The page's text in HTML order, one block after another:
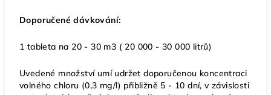
Doporučené dávkování:
1 tableta na 20 - 30 m3 ( 20 000 - 30 000 litrů)
Uvedené množství umí udržet doporučenou koncentraci
volného chloru (0,3 mg/l) přibližně 5 - 10 dní, v závislosti